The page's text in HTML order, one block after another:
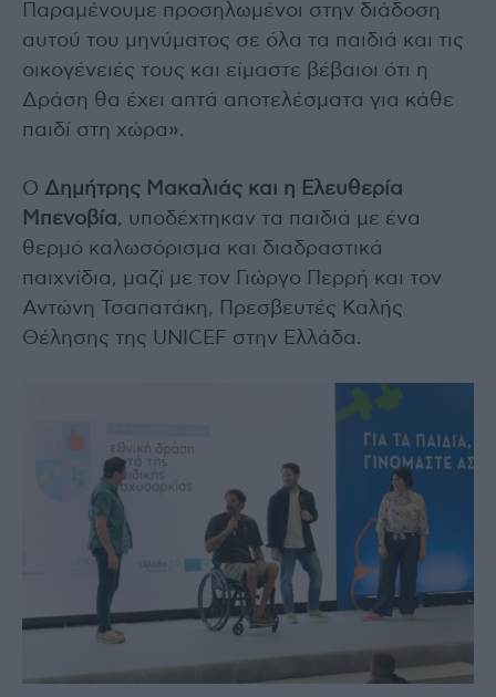
Παραμένουμε προσηλωμένοι στην διάδοση
αυτού του μηνύματος σε όλα τα παιδιά και τις
οικογένειές τους και είμαστε βέβαιοι ότι η
Δράση θα έχει απτά αποτελέσματα για κάθε
παιδί στη χώρα».
Ο Δημήτρης Μακαλιάς και η Ελευθερία
Μπενοβία, υποδέχτηκαν τα παιδιά με ένα
θερμό καλωσόρισμα και διαδραστικά
παιχνίδια, μαζί με τον Γιώργο Περρή και τον
Αντώνη Τσαπατάκη, Πρεσβευτές Καλής
Θέλησης της UNICEF στην Ελλάδα.